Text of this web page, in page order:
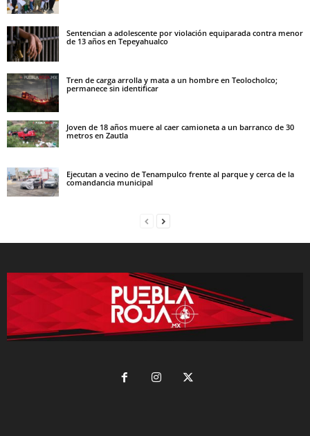
Sentencian a adolescente por violación equiparada contra menor
de 13 años en Tepeyahualco
Tren de carga arrolla y mata a un hombre en Teolocholco;
permanece sin identificar
Joven de 18 años muere al caer camioneta a un barranco de 30
metros en Zautla
Ejecutan a vecino de Tenampulco frente al parque y cerca de la
comandancia municipal